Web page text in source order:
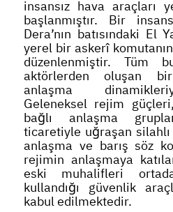
insansız hava araçları
başlanmıştır. Bir
Dera’nın batısındaki El
yerel bir askerî
düzenlenmiştir. Tüm
aktörlerden oluşan
anlaşma
Geleneksel rejim
bağlı anlaşma
ticaretiyle uğraşan
anlaşma ve barış söz
rejimin anlaşmaya
eski muhalifleri
kullandığı güvenlik
kabul edilmektedir.